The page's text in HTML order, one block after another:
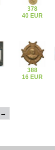
378
40 EUR
388
16 EUR
→